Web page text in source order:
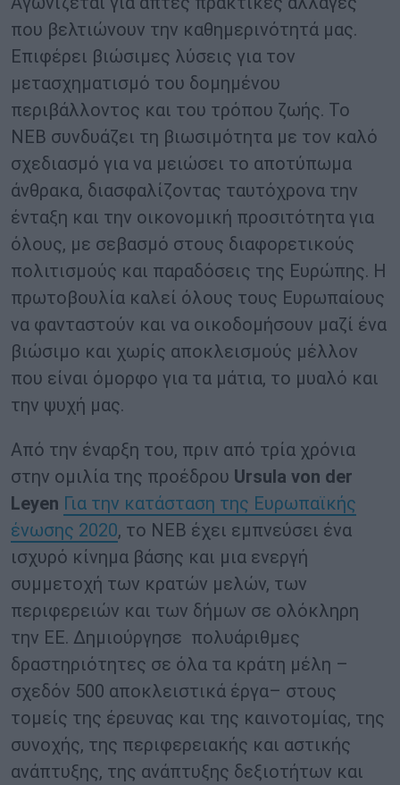
που βελτιώνουν την καθημερινότητά μας.
Επιφέρει βιώσιμες λύσεις για τον
μετασχηματισμό του δομημένου
περιβάλλοντος και του τρόπου ζωής. Το
NEB συνδυάζει τη βιωσιμότητα με τον καλό
σχεδιασμό για να μειώσει το αποτύπωμα
άνθρακα, διασφαλίζοντας ταυτόχρονα την
ένταξη και την οικονομική προσιτότητα για
όλους, με σεβασμό στους διαφορετικούς
πολιτισμούς και παραδόσεις της Ευρώπης. Η
πρωτοβουλία καλεί όλους τους Ευρωπαίους
να φανταστούν και να οικοδομήσουν μαζί ένα
βιώσιμο και χωρίς αποκλεισμούς μέλλον
που είναι όμορφο για τα μάτια, το μυαλό και
την ψυχή μας.
Από την έναρξη του, πριν από τρία χρόνια
στην ομιλία της προέδρου Ursula von der
Leyen Για την κατάσταση της Ευρωπαϊκής
ένωσης 2020, το NEB έχει εμπνεύσει ένα
ισχυρό κίνημα βάσης και μια ενεργή
συμμετοχή των κρατών μελών, των
περιφερειών και των δήμων σε ολόκληρη
την ΕΕ. Δημιούργησε πολυάριθμες
δραστηριότητες σε όλα τα κράτη μέλη –
σχεδόν 500 αποκλειστικά έργα– στους
τομείς της έρευνας και της καινοτομίας, της
συνοχής, της περιφερειακής και αστικής
ανάπτυξης, της ανάπτυξης δεξιοτήτων και